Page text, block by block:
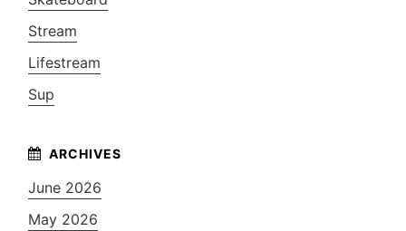
Stream
Lifestream
Sup
June 2026
May 2026